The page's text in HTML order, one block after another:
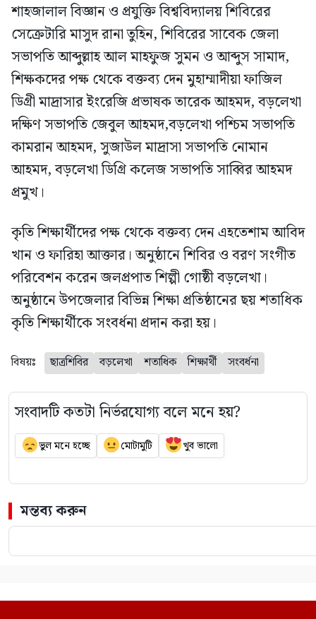
শাহজালাল বিজ্ঞান ও প্রযুক্তি বিশ্ববিদ্যালয় শিবিরের
সেক্রেটারি মাসুদ রানা তুহিন, শিবিরের সাবেক জেলা
সভাপতি আব্দুল্লাহ আল মাহফুজ সুমন ও আব্দুস সামাদ,
শিক্ষকদের পক্ষ থেকে বক্তব্য দেন মুহাম্মাদীয়া ফাজিল
ডিগ্রী মাদ্রাসার ইংরেজি প্রভাষক তারেক আহমদ, বড়লেখা
দক্ষিণ সভাপতি জেবুল আহমদ,বড়লেখা পশ্চিম সভাপতি
কামরান আহমদ, সুজাউল মাদ্রাসা সভাপতি নোমান
আহমদ, বড়লেখা ডিগ্রি কলেজ সভাপতি সাব্বির আহমদ
প্রমুখ।
কৃতি শিক্ষার্থীদের পক্ষ থেকে বক্তব্য দেন এহতেশাম আবিদ
খান ও ফারিহা আক্তার। অনুষ্ঠানে শিবির ও বরণ সংগীত
পরিবেশন করেন জলপ্রপাত শিল্পী গোষ্ঠী বড়লেখা।
অনুষ্ঠানে উপজেলার বিভিন্ন শিক্ষা প্রতিষ্ঠানের ছয় শতাধিক
কৃতি শিক্ষার্থীকে সংবর্ধনা প্রদান করা হয়।
বিষয়ঃ ছাত্রশিবির বড়লেখা শতাধিক শিক্ষার্থী সংবর্ধনা
সংবাদটি কতটা নির্ভরযোগ্য বলে মনে হয়?
ভুল মনে হচ্ছে মোটামুটি খুব ভালো
মন্তব্য করুন